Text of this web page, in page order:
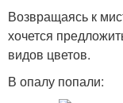
Возвращаясь к
хочется
видов цветов.
В опалу попали: